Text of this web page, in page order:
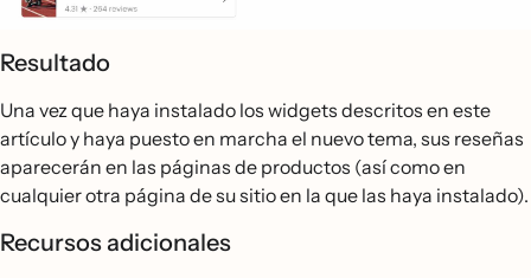
Resultado
Una vez que haya instalado los widgets descritos en este
artículo y haya puesto en marcha el nuevo tema, sus reseñas
aparecerán en las páginas de productos (así como en
cualquier otra página de su sitio en la que las haya instalado).
Recursos adicionales